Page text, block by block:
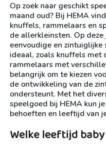
Op zoek naar geschikt
maand oud? Bij HEMA
knuffels, rammelaars en
de allerkleinsten. Op
eenvoudige en
ideaal, zoals knuffels met
rammelaars met
belangrijk om te kiezen
de ontwikkeling van de
ondersteunt. Met het
speelgoed bij HEMA kun
behoeften en leeftijd van
Welke leeftijd